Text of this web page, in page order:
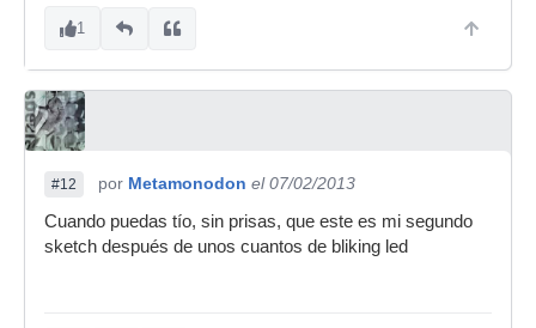
1
#12 por Metamonodon el 07/02/2013
Cuando puedas tío, sin prisas, que este es mi segundo
sketch después de unos cuantos de bliking led